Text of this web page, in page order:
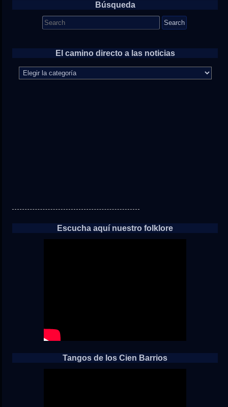
Búsqueda
Search
for:
El camino directo a las noticias
camino
Escucha aquí nuestro folklore
Tangos de los Cien Barrios